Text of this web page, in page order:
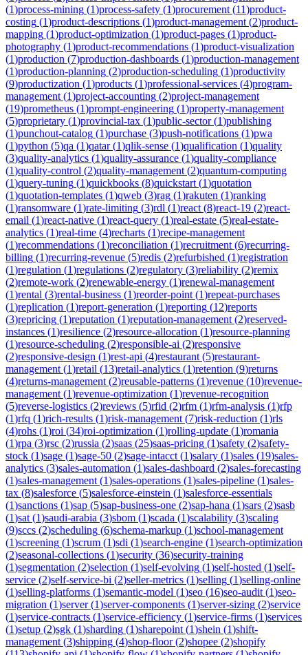
(1)process-mining (1)process-safety (1)procurement (11)product-
costing (1)product-descriptions (1)product-management (2)product-
mapping (1)product-optimization (1)product-pages (1)product-
photography (1)product-recommendations (1)product-visualization
(1)production (7)production-dashboards (1)production-management
(1)production-planning (2)production-scheduling (1)productivity
(9)productization (1)products (1)professional-services (4)program-
management (1)project-accounting (2)project-management
(19)prometheus (1)prompt-engineering (1)property-management
(5)proprietary (1)provincial-tax (1)public-sector(1)publishing
(1)punchout-catalog (1)purchase (3)push-notifications (1)pwa
(1)python (5)qa (1)qatar(1)qlik-sense (1)qualification (1)quality
(3)quality-analytics (1)quality-assurance (1)quality-compliance
(1)quality-control (2)quality-management (2)quantum-computing
(1)query-tuning (1)quickbooks (8)quickstart (1)quotation
(1)quotation-templates (1)qweb (3)rag (1)rakuten (1)ranking
(1)ransomware (1)rate-limiting (3)rdl (1)react (8)react-19 (2)react-
email (1)react-native (1)react-query (1)real-estate (5)real-estate-
analytics (1)real-time (4)recharts (1)recipe-management
(1)recommendations (1)reconciliation (1)recruitment (6)recurring-
billing (1)recurring-revenue (5)redis (2)refurbished (1)registration
(1)regulation (1)regulations (2)regulatory (3)reliability (2)remix
(2)remote-work (2)renewable-energy (1)renewal-management
(1)rental (3)rental-business (1)reorder-point (1)repeat-purchases
(1)replication (1)report-generation (1)reporting (12)reports
(3)repricing (1)reputation (1)reputation-management (2)reserved-
instances (1)resilience (2)resource-allocation (1)resource-planning
(1)resource-scheduling (2)responsible-ai (2)responsive
(2)responsive-design (1)rest-api (4)restaurant (5)restaurant-
management (1)retail (13)retail-analytics (1)retention (9)returns
(4)returns-management (2)reusable-patterns (1)revenue (10)revenue-
management (1)revenue-optimization (1)revenue-recognition
(5)reverse-logistics (2)reviews (5)rfid (2)rfm (1)rfm-analysis (1)rfp
(1)rfq (1)rich-results (1)risk-management (7)risk-reduction (1)rls
(4)rohs (1)roi (34)roi-optimization (1)rolling-update (1)romania
(1)rpa (3)rsc (2)russia (2)saas (25)saas-pricing (1)safety (2)safety-
stock (1)sage (1)sage-50 (2)sage-intacct (1)salary (1)sales (19)sales-
analytics (3)sales-automation (1)sales-dashboard (2)sales-forecasting
(1)sales-management (1)sales-operations (1)sales-pipeline (1)sales-
tax (8)salesforce (5)salesforce-einstein (1)salesforce-essentials
(1)sanctions (1)sap (5)sap-business-one (2)sap-hana (1)sars (2)sasb
(1)sat (1)saudi-arabia (3)sbom (1)scada (1)scalability (3)scaling
(9)sccs (2)scheduling (6)schema-markup (1)school-management
(1)screening (1)scrum (1)sdi (1)search-engine (1)search-optimization
(2)seasonal-collections (1)security (36)security-training
(1)segmentation (2)selection (1)self-evolving (1)self-hosted (1)self-
service (2)self-service-bi (2)seller-metrics (1)selling (1)selling-online
(1)selling-platforms (1)semantic-model (1)seo (16)seo-audit (1)seo-
migration (1)server(1)server-components (1)server-sizing (2)service
(1)service-contracts (1)service-efficiency (1)service-firms (1)services
(1)setup (2)sgk (1)sharding (1)sharepoint (1)shein (1)shift-
management (3)shipping (4)shop-floor(2)shopee (2)shopify